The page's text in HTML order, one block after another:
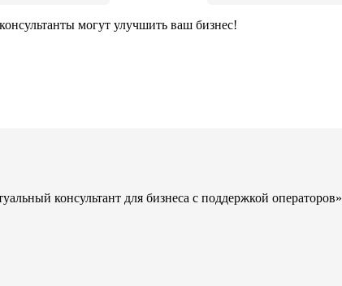
могут улучшить ваш бизнес!
консультант для бизнеса с поддержкой операторов»